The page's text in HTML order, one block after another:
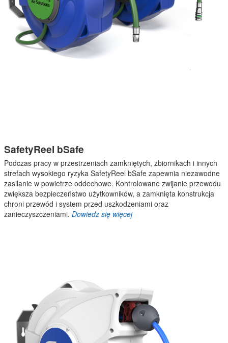
SafetyReel bSafe
Podczas pracy w przestrzeniach zamkniętych, zbiornikach i innych
strefach wysokiego ryzyka SafetyReel bSafe zapewnia niezawodne
zasilanie w powietrze oddechowe. Kontrolowane zwijanie przewodu
zwiększa bezpieczeństwo użytkowników, a zamknięta konstrukcja
chroni przewód i system przed uszkodzeniami oraz
zanieczyszczeniami. Dowiedz się więcej